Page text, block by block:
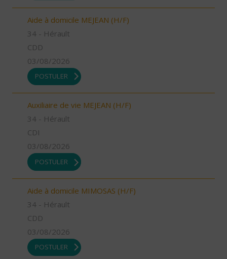
Aide à domicile MEJEAN (H/F)
34 - Hérault
CDD
03/08/2026
POSTULER
Auxiliaire de vie MEJEAN (H/F)
34 - Hérault
CDI
03/08/2026
POSTULER
Aide à domicile MIMOSAS (H/F)
34 - Hérault
CDD
03/08/2026
POSTULER